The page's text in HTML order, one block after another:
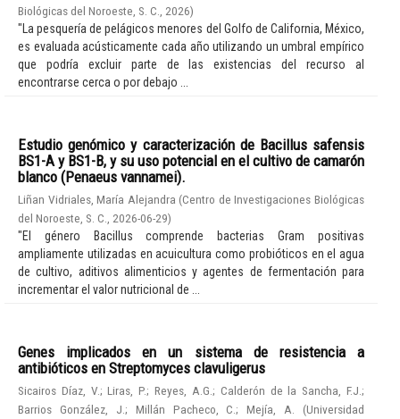
Biológicas del Noroeste, S. C.
2026)
"La pesquería de pelágicos menores del Golfo de California, México,
es evaluada acústicamente cada año utilizando un umbral empírico
que podría excluir parte de las existencias del recurso al
encontrarse cerca o por debajo ...
Estudio genómico y caracterización de Bacillus safensis
BS1-A y BS1-B, y su uso potencial en el cultivo de camarón
blanco (Penaeus vannamei).
Liñan Vidriales, María Alejandra (Centro de Investigaciones Biológicas
del Noroeste, S. C.
2026-06-29)
"El género Bacillus comprende bacterias Gram positivas
ampliamente utilizadas en acuicultura como probióticos en el agua
de cultivo, aditivos alimenticios y agentes de fermentación para
incrementar el valor nutricional de ...
Genes implicados en un sistema de resistencia a
antibióticos en Streptomyces clavuligerus
Sicairos Díaz, V.;Liras, P.;Reyes, A.G. ; Calderón de la Sancha, F.J.;
Barrios González, J. ; Millán Pacheco, C.;Mejía, A. (Universidad